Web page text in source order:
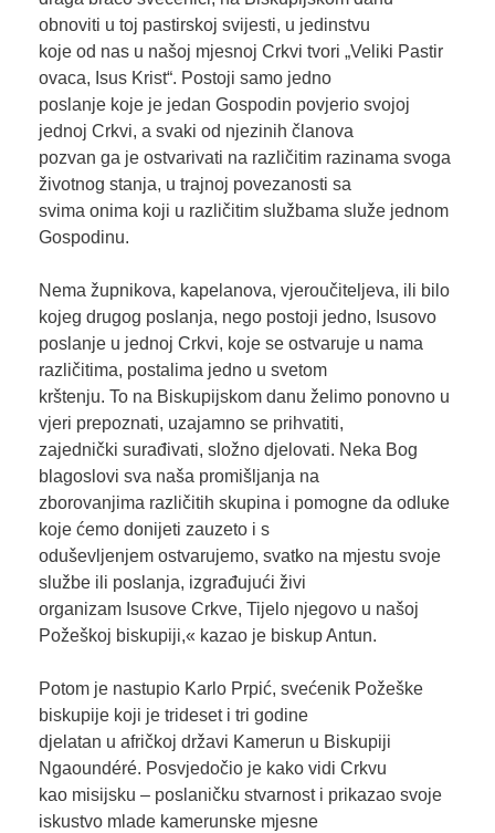
obnoviti u toj pastirskoj svijesti, u jedinstvu
koje od nas u našoj mjesnoj Crkvi tvori „Veliki Pastir
ovaca, Isus Krist“. Postoji samo jedno
poslanje koje je jedan Gospodin povjerio svojoj
jednoj Crkvi, a svaki od njezinih članova
pozvan ga je ostvarivati na različitim razinama svoga
životnog stanja, u trajnoj povezanosti sa
svima onima koji u različitim službama služe jednom
Gospodinu.
Nema župnikova, kapelanova, vjeroučiteljeva, ili bilo
kojeg drugog poslanja, nego postoji jedno, Isusovo
poslanje u jednoj Crkvi, koje se ostvaruje u nama
različitima, postalima jedno u svetom
krštenju. To na Biskupijskom danu želimo ponovno u
vjeri prepoznati, uzajamno se prihvatiti,
zajednički surađivati, složno djelovati. Neka Bog
blagoslovi sva naša promišljanja na
zborovanjima različitih skupina i pomogne da odluke
koje ćemo donijeti zauzeto i s
oduševljenjem ostvarujemo, svatko na mjestu svoje
službe ili poslanja, izgrađujući živi
organizam Isusove Crkve, Tijelo njegovo u našoj
Požeškoj biskupiji,« kazao je biskup Antun.
Potom je nastupio Karlo Prpić, svećenik Požeške
biskupije koji je trideset i tri godine
djelatan u afričkoj državi Kamerun u Biskupiji
Ngaoundéré. Posvjedočio je kako vidi Crkvu
kao misijsku – poslaničku stvarnost i prikazao svoje
iskustvo mlade kamerunske mjesne